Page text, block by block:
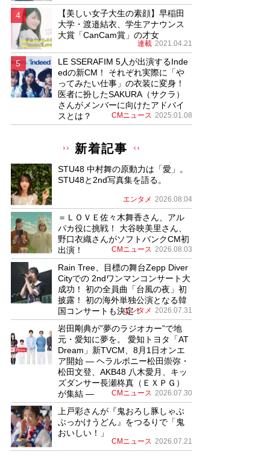
【美しい女子大生の素顔】早稲田
大学・渡邉結衣、学生アナウンス
大賞「CanCam賞」の才女
連載 2021.04.21
LE SSERAFIM 5人が出演するInde
edの新CM！ それぞれ実際に「や
ってみたい仕事」の衣装に変身！
医者に扮したSAKURA（サクラ）
さんがメンバーに向けたアドバイ
スとは？
CMニュース 2025.01.08
新着記事
STU48 中村舞の原動力は「愛」。
STU48と2nd写真集を語る。
エンタメ 2026.08.04
＝ＬＯＶＥ佐々木舞香さん、アル
パカ役に挑戦！ 大谷映美里さん、
野口衣織さんがソフトバンクCM初
出演！
CMニュース 2026.08.03
Rain Tree、目標の舞台Zepp Diver
Cityでの 2ndワンマンコンサート大
成功！ 初の全員曲「台風の夜」初
披露！ 初の海外単独公演となる韓
国コンサートも決定！
エンタメ 2026.07.31
岩田剛典が”夢のラジオカー”で地
元・愛知に夢を。 愛知トヨタ「AT
Dream」新TVCM、8月1日オンエ
ア開始 ― ヘラルボニー松田崇弥・
松田文登、AKB48 八木愛月、キッ
ズダンサー長瀬柊真（ＥＸＰＧ）
が集結 ―
CMニュース 2026.07.30
上戸彩さんが『鬼おろし豚しゃぶ
ぶっかけうどん』をつるりで「鬼
おいしい！」
CMニュース 2026.07.21